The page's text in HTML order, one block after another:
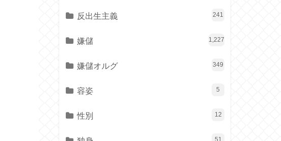
反出生主義 241
嫌儲 1,227
嫌儲オルグ 349
容姿 5
性別 12
51